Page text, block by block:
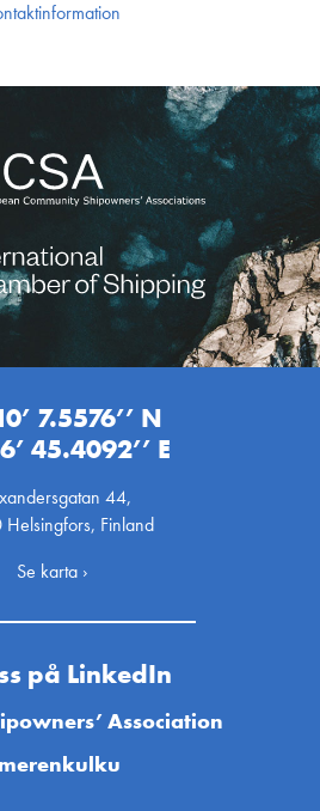
7.5576’’ N
45.4092’’ E
44,
Finland
Se karta ›
på LinkedIn
Association